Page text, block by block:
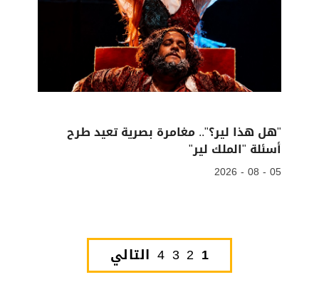
"هل هذا لير؟".. مغامرة بصرية تعيد طرح
أسئلة "الملك لير"
05 - 08 - 2026
1
2
3
4 التالي